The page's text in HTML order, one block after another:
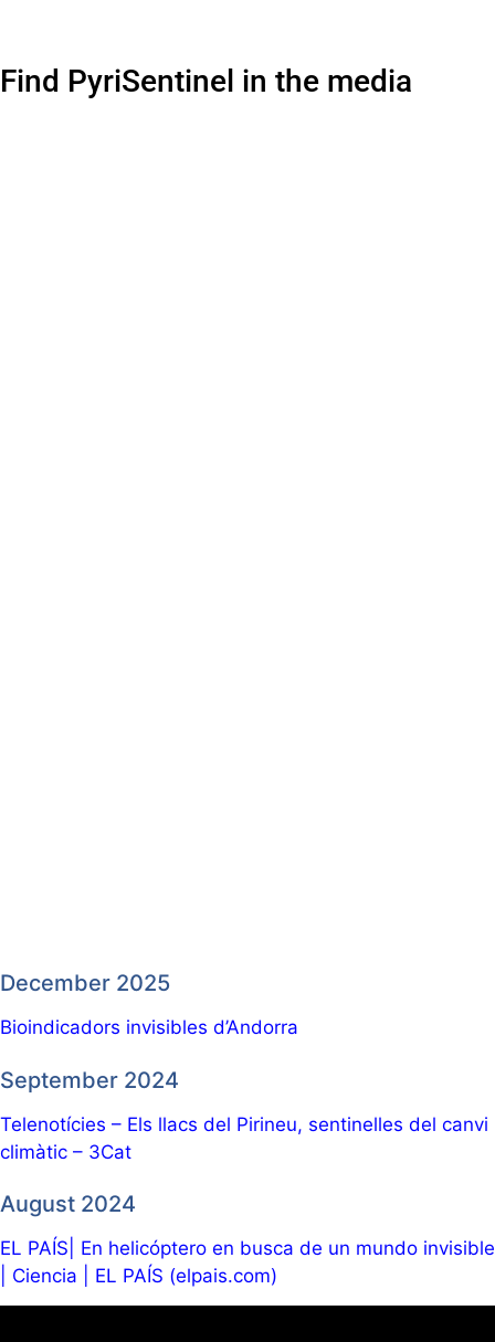
Find PyriSentinel in the media
December 2025
Bioindicadors invisibles d’Andorra
September 2024
Telenotícies – Els llacs del Pirineu, sentinelles del canvi
climàtic – 3Cat
August 2024
EL PAÍS
En helicóptero en busca de un mundo invisible
| Ciencia | EL PAÍS (elpais.com)